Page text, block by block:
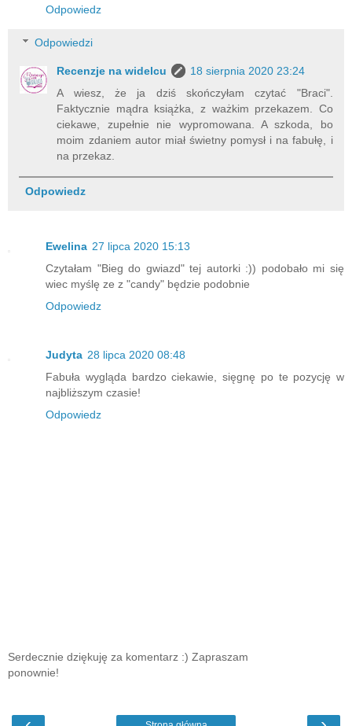
Odpowiedz
Odpowiedzi
Recenzje na widelcu
18 sierpnia 2020 23:24
A wiesz, że ja dziś skończyłam czytać "Braci".
Faktycznie mądra książka, z ważkim przekazem. Co
ciekawe, zupełnie nie wypromowana. A szkoda, bo
moim zdaniem autor miał świetny pomysł i na fabułę, i
na przekaz.
Odpowiedz
Ewelina 27 lipca 2020 15:13
Czytałam "Bieg do gwiazd" tej autorki :)) podobało mi się
wiec myślę ze z "candy" będzie podobnie
Odpowiedz
Judyta 28 lipca 2020 08:48
Fabuła wygląda bardzo ciekawie, sięgnę po te pozycję w
najbliższym czasie!
Odpowiedz
Serdecznie dziękuję za komentarz :) Zapraszam
ponownie!